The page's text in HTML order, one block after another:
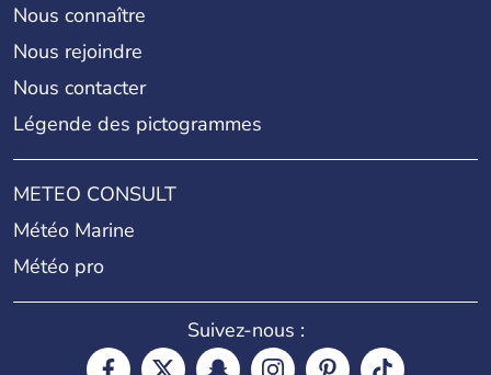
Nous connaître
Nous rejoindre
Nous contacter
Légende des pictogrammes
METEO CONSULT
Météo Marine
Météo pro
Suivez-nous :